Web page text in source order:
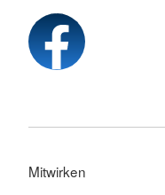
Mitwirken